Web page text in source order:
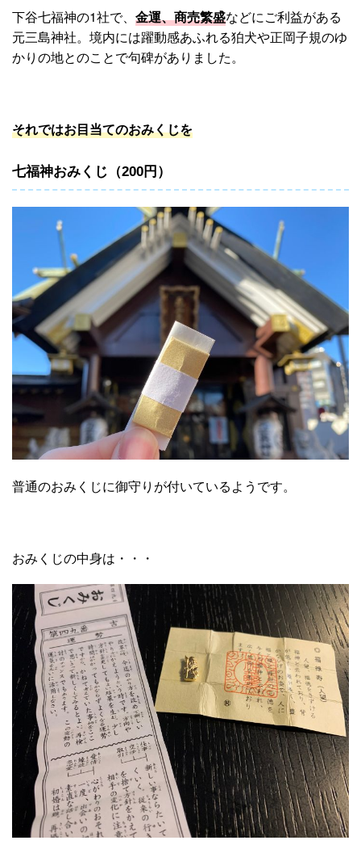
下谷七福神の1社で、 金運、商売繁盛などにご利益がある
元三島神社。境内には躍動感あふれる狛犬や正岡子規のゆ
かりの地とのことで句碑がありました。
それではお目当てのおみくじを
七福神おみくじ（200円）
普通のおみくじに御守りが付いているようです。
おみくじの中身は・・・